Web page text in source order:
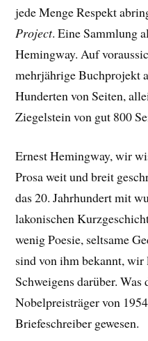
jede Menge Respekt
Project. Eine Sammlung
Hemingway. Auf
mehrjährige Buchprojekt
Hunderten von Seiten,
Ziegelstein von gut 800
Ernest Hemingway, wir
Prosa weit und breit
das 20. Jahrhundert mit
lakonischen
wenig Poesie, seltsame
sind von ihm bekannt,
Schweigens darüber.
Nobelpreisträger von
Briefeschreiber gewesen.